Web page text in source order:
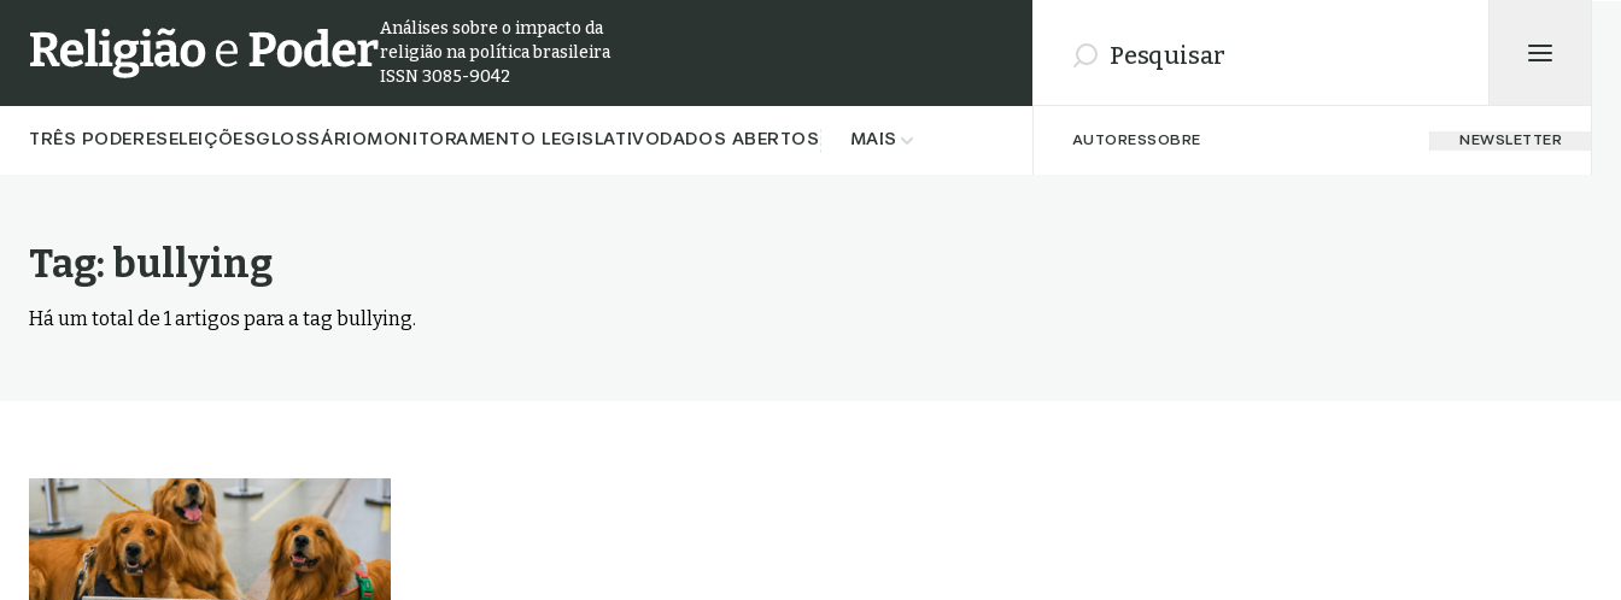
Análises sobre o impacto da
religião na política brasileira
ISSN 3085-9042
TRÊS PODERES ELEIÇÕESGLOSSÁRIOMONITORAMENTO LEGISLATIVO DADOS ABERTOS MAIS AUTORESSOBRE NEWSLETTER
Tag: bullying
Há um total de 1artigos para a tag bullying.